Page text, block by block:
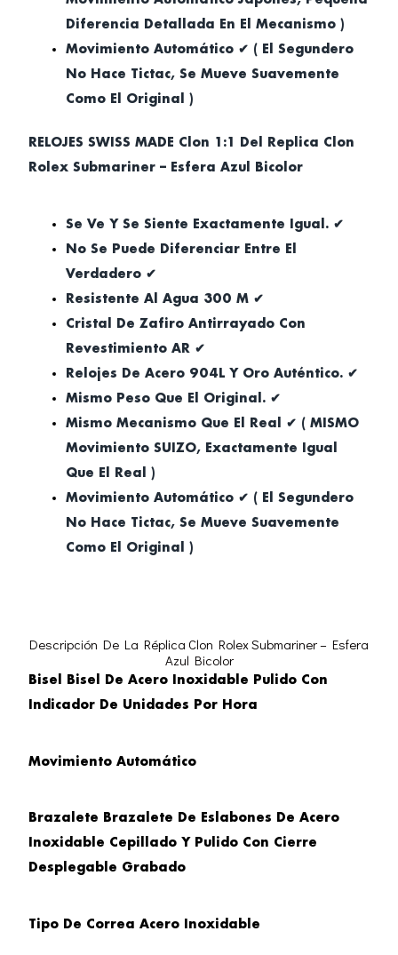
Diferencia Detallada En El Mecanismo )
Movimiento Automático ✔ ( El Segundero
No Hace Tictac, Se Mueve Suavemente
Como El Original )
RELOJES SWISS MADE Clon 1:1 Del Replica Clon
Rolex Submariner – Esfera Azul Bicolor
Se Ve Y Se Siente Exactamente Igual. ✔
No Se Puede Diferenciar Entre El
Verdadero ✔
Resistente Al Agua 300 M ✔
Cristal De Zafiro Antirrayado Con
Revestimiento AR ✔
Relojes De Acero 904L Y Oro Auténtico. ✔
Mismo Peso Que El Original. ✔
Mismo Mecanismo Que El Real ✔ ( MISMO
Movimiento SUIZO, Exactamente Igual
Que El Real )
Movimiento Automático ✔ ( El Segundero
No Hace Tictac, Se Mueve Suavemente
Como El Original )
Descripción De La Réplica Clon Rolex Submariner – Esfera
Azul Bicolor
Bisel Bisel De Acero Inoxidable Pulido Con
Indicador De Unidades Por Hora
Movimiento Automático
Brazalete Brazalete De Eslabones De Acero
Inoxidable Cepillado Y Pulido Con Cierre
Desplegable Grabado
Tipo De Correa Acero Inoxidable